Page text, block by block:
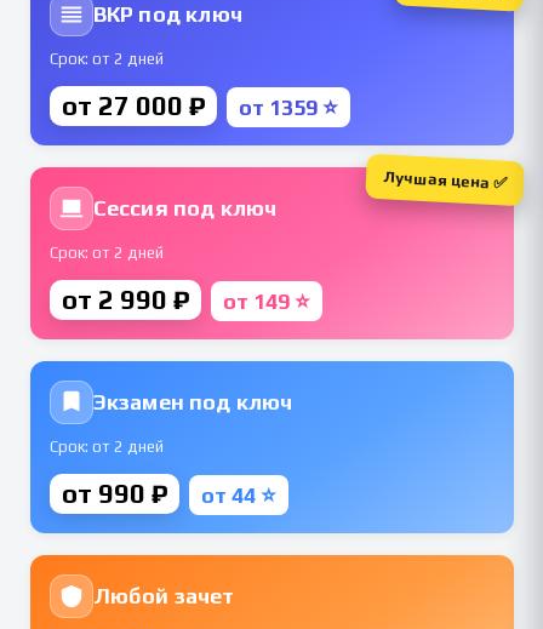
ВКР под ключ
Срок: от 2 дней
от 27 000 ₽ от 1359 ⭐
Сессия под ключ
Срок: от 2 дней
от 2 990 ₽ от 149 ⭐
Лучшая цена ✅
Экзамен под ключ
Срок: от 2 дней
от 990 ₽ от 44 ⭐
Любой зачет